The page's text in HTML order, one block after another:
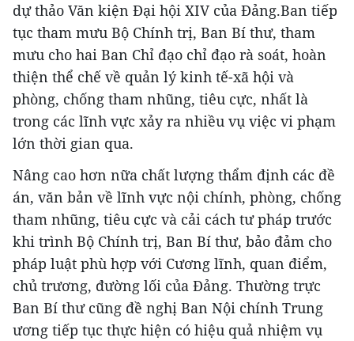
dự thảo Văn kiện Đại hội XIV của Đảng.Ban tiếp
tục tham mưu Bộ Chính trị, Ban Bí thư, tham
mưu cho hai Ban Chỉ đạo chỉ đạo rà soát, hoàn
thiện thể chế về quản lý kinh tế-xã hội và
phòng, chống tham nhũng, tiêu cực, nhất là
trong các lĩnh vực xảy ra nhiều vụ việc vi phạm
lớn thời gian qua.
Nâng cao hơn nữa chất lượng thẩm định các đề
án, văn bản về lĩnh vực nội chính, phòng, chống
tham nhũng, tiêu cực và cải cách tư pháp trước
khi trình Bộ Chính trị, Ban Bí thư, bảo đảm cho
pháp luật phù hợp với Cương lĩnh, quan điểm,
chủ trương, đường lối của Đảng. Thường trực
Ban Bí thư cũng đề nghị Ban Nội chính Trung
ương tiếp tục thực hiện có hiệu quả nhiệm vụ